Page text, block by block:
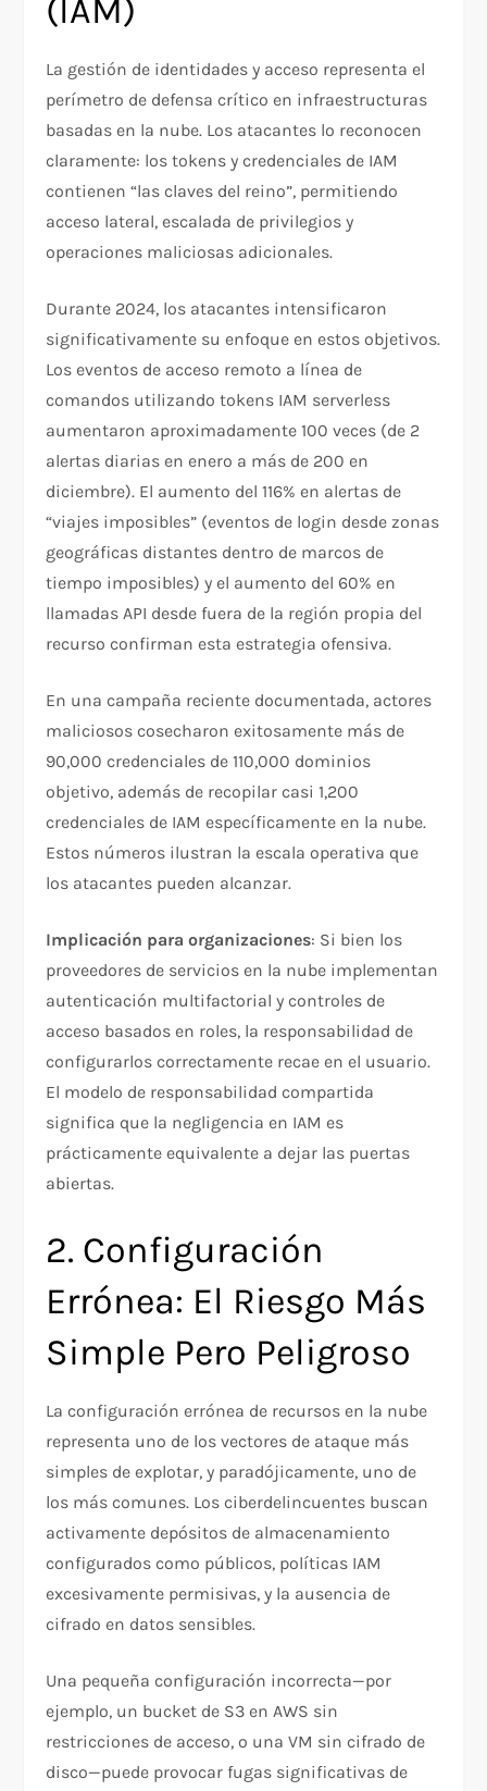
(IAM)
La gestión de identidades y acceso representa el
perímetro de defensa crítico en infraestructuras
basadas en la nube. Los atacantes lo reconocen
claramente: los tokens y credenciales de IAM
contienen “las claves del reino”, permitiendo
acceso lateral, escalada de privilegios y
operaciones maliciosas adicionales.​
Durante 2024, los atacantes intensificaron
significativamente su enfoque en estos objetivos.
Los eventos de acceso remoto a línea de
comandos utilizando tokens IAM serverless
aumentaron aproximadamente 100 veces (de 2
alertas diarias en enero a más de 200 en
diciembre). El aumento del 116% en alertas de
“viajes imposibles” (eventos de login desde zonas
geográficas distantes dentro de marcos de
tiempo imposibles) y el aumento del 60% en
llamadas API desde fuera de la región propia del
recurso confirman esta estrategia ofensiva.​
En una campaña reciente documentada, actores
maliciosos cosecharon exitosamente más de
90,000 credenciales de 110,000 dominios
objetivo, además de recopilar casi 1,200
credenciales de IAM específicamente en la nube.
Estos números ilustran la escala operativa que
los atacantes pueden alcanzar.​
Implicación para organizaciones: Si bien los
proveedores de servicios en la nube implementan
autenticación multifactorial y controles de
acceso basados en roles, la responsabilidad de
configurarlos correctamente recae en el usuario.
El modelo de responsabilidad compartida
significa que la negligencia en IAM es
prácticamente equivalente a dejar las puertas
abiertas.
2. Configuración
Errónea: El Riesgo Más
Simple Pero Peligroso
La configuración errónea de recursos en la nube
representa uno de los vectores de ataque más
simples de explotar, y paradójicamente, uno de
los más comunes. Los ciberdelincuentes buscan
activamente depósitos de almacenamiento
configurados como públicos, políticas IAM
excesivamente permisivas, y la ausencia de
cifrado en datos sensibles.​
Una pequeña configuración incorrecta—por
ejemplo, un bucket de S3 en AWS sin
restricciones de acceso, o una VM sin cifrado de
disco—puede provocar fugas significativas de